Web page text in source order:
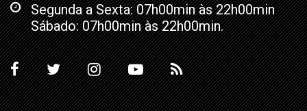
Segunda a Sexta: 07h00min às 22h00min
Sábado: 07h00min às 22h00min.